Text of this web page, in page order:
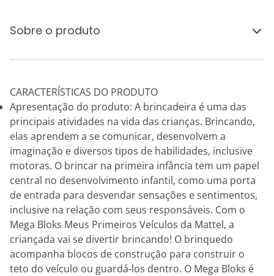
Sobre o produto
CARACTERÍSTICAS DO PRODUTO
Apresentação do produto: A brincadeira é uma das
principais atividades na vida das crianças. Brincando,
elas aprendem a se comunicar, desenvolvem a
imaginação e diversos tipos de habilidades, inclusive
motoras. O brincar na primeira infância tem um papel
central no desenvolvimento infantil, como uma porta
de entrada para desvendar sensações e sentimentos,
inclusive na relação com seus responsáveis. Com o
Mega Bloks Meus Primeiros Veículos da Mattel, a
criançada vai se divertir brincando! O brinquedo
acompanha blocos de construção para construir o
teto do veículo ou guardá-los dentro. O Mega Bloks é